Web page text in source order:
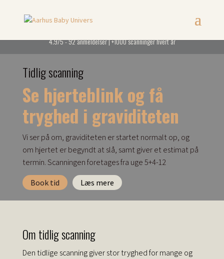
4.9/5 - 92 anmeldelser | +1000 scanninger hvert år
Tidlig scanning
Se hjerteblink og få
tryghed i graviditeten
Vi ser på om, graviditeten er startet normalt op, og
om hjertet er begyndt at slå, samt giver et estimat på
termin.Scanningen foretages fra uge 5+4-12
Book tid
Læs mere
Om tidlig scanning
Den tidlige scanning giver stor tryghed for mange og